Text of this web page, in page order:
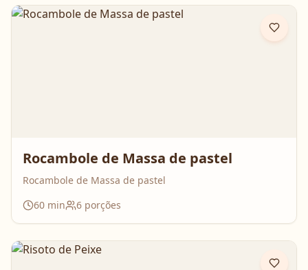
impossível de resistir 💛
Rocambole de Massa de pastel
Rocambole de Massa de pastel
60 min 6 porções